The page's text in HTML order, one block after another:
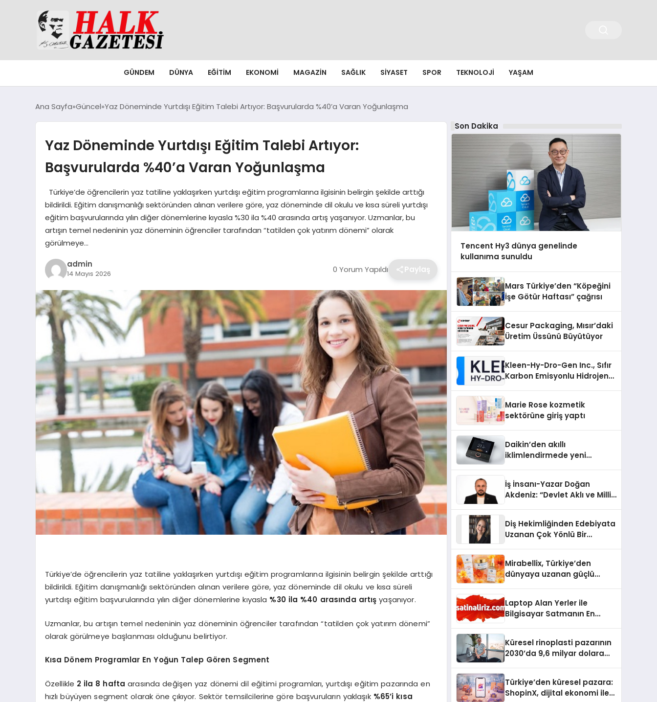
GÜNDEM DÜNYA EĞITIM EKONOMI MAGAZIN SAĞLIK SIYASET SPOR TEKNOLOJI YAŞAM
Ana Sayfa Güncel Yaz Döneminde Yurtdışı Eğitim Talebi Artıyor: Başvurularda %40’a Varan Yoğunlaşma
Yaz Döneminde Yurtdışı Eğitim Talebi Artıyor:
Başvurularda %40’a Varan Yoğunlaşma
Türkiye’de öğrencilerin yaz tatiline yaklaşırken yurtdışı eğitim programlarına ilgisinin belirgin şekilde arttığı
bildirildi. Eğitim danışmanlığı sektöründen alınan verilere göre, yaz döneminde dil okulu ve kısa süreli yurtdışı
eğitim başvurularında yılın diğer dönemlerine kıyasla %30 ila %40 arasında artış yaşanıyor. Uzmanlar, bu
artışın temel nedeninin yaz döneminin öğrenciler tarafından “tatilden çok yatırım dönemi” olarak
görülmeye…
admin
14 Mayıs 2026 0 Yorum Yapıldı Paylaş
Türkiye’de öğrencilerin yaz tatiline yaklaşırken yurtdışı eğitim programlarına ilgisinin belirgin şekilde arttığı
bildirildi. Eğitim danışmanlığı sektöründen alınan verilere göre, yaz döneminde dil okulu ve kısa süreli
yurtdışı eğitim başvurularında yılın diğer dönemlerine kıyasla %30 ila %40 arasında artış yaşanıyor.
Uzmanlar, bu artışın temel nedeninin yaz döneminin öğrenciler tarafından “tatilden çok yatırım dönemi”
olarak görülmeye başlanması olduğunu belirtiyor.
Kısa Dönem Programlar En Yoğun Talep Gören Segment
Özellikle 2 ila 8 hafta arasında değişen yaz dönemi dil eğitimi programları, yurtdışı eğitim pazarında en
hızlı büyüyen segment olarak öne çıkıyor. Sektör temsilcilerine göre başvuruların yaklaşık %65’i kısa
Son Dakika
Tencent Hy3 dünya genelinde
kullanıma sunuldu
Mars Türkiye’den “Köpeğini
İşe Götür Haftası” çağrısı
Cesur Packaging, Mısır’daki
Üretim Üssünü Büyütüyor
Kleen-Hy-Dro-Gen Inc., Sıfır
Karbon Emisyonlu Hidrojen
Aldı
Marie Rose kozmetik
sektörüne giriş yaptı
Daikin’den akıllı
iklimlendirmede yeni
İş İnsanı-Yazar Doğan
Akdeniz: “Devlet Aklı ve Milli
Diş Hekimliğinden Edebiyata
Uzanan Çok Yönlü Bir
Mirabellix, Türkiye’den
dünyaya uzanan güçlü
Laptop Alan Yerler ile
Bilgisayar Satmanın En
Küresel rinoplasti pazarının
2030’da 9,6 milyar dolara
Türkiye’den küresel pazara:
ShopinX, dijital ekonomi ile